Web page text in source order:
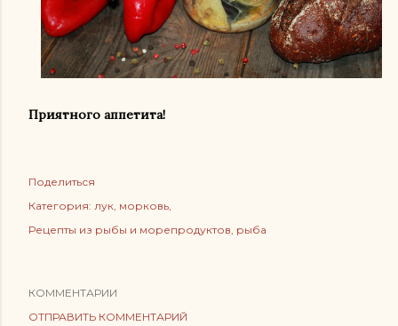
Приятного аппетита!
Поделиться
Категория: лук морковь
Рецепты из рыбы и морепродуктов рыба
КОММЕНТАРИИ
ОТПРАВИТЬ КОММЕНТАРИЙ